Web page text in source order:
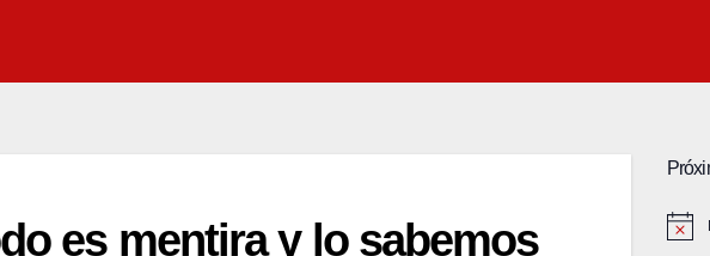
es mentira y lo sabemos